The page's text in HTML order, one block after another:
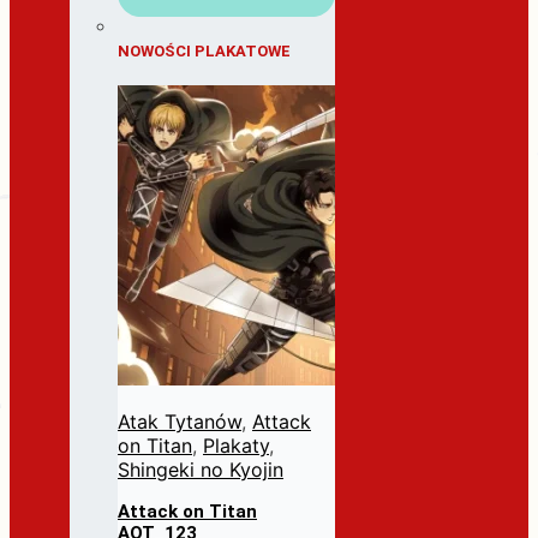
NOWOŚCI PLAKATOWE
Atak Tytanów, Attack
on Titan, Plakaty,
Shingeki no Kyojin
Attack on Titan
AOT_123